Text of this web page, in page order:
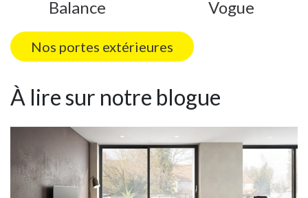
Balance Vogue
Nos portes extérieures
À lire sur notre blogue